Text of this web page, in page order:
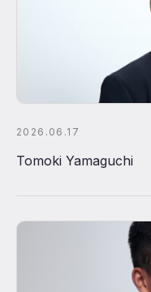
2026.06.17
Tomoki Yamaguchi